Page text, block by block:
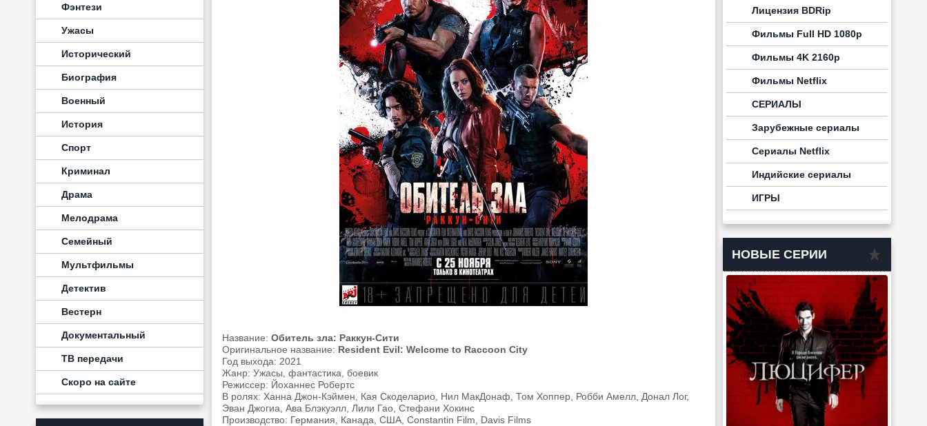
Фэнтези
Ужасы
Исторический
Биография
Военный
История
Спорт
Криминал
Драма
Мелодрама
Семейный
Мультфильмы
Детектив
Вестерн
Документальный
ТВ передачи
Скоро на сайте
Название: Обитель зла: Раккун-Сити
Оригинальное название: Resident Evil: Welcome to Raccoon City
Год выхода: 2021
Жанр: Ужасы, фантастика, боевик
Режиссер: Йоханнес Робертс
В ролях: Ханна Джон-Кэймен, Кая Скоделарио, Нил МакДонаф, Том Хоппер, Робби Амелл, Донал Лог,
Эван Джогиа, Ава Блэкуэлл, Лили Гао, Стефани Хокинс
Производство: Германия, Канада, США, Constantin Film, Davis Films
Лицензия BDRip
Фильмы Full HD 1080p
Фильмы 4K 2160p
Фильмы Netflix
СЕРИАЛЫ
Зарубежные сериалы
Сериалы Netflix
Индийские сериалы
ИГРЫ
НОВЫЕ СЕРИИ